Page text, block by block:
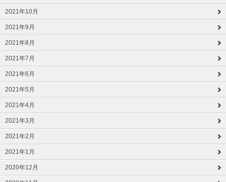
2021年10月
2021年9月
2021年8月
2021年7月
2021年6月
2021年5月
2021年4月
2021年3月
2021年2月
2021年1月
2020年12月